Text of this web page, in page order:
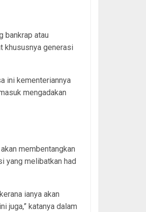
bankrap atau
khususnya generasi
ini kementeriannya
mengadakan
membentangkan
yang melibatkan had
ianya akan
juga,” katanya dalam